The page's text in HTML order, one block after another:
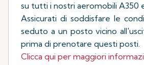
su tutti i nostri aeromobili A350
Assicurati di soddisfare le
seduto a un posto vicino
prima di prenotare questi posti.
Clicca qui per maggiori